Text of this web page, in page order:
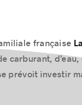
française
carburant,
prévoit investir